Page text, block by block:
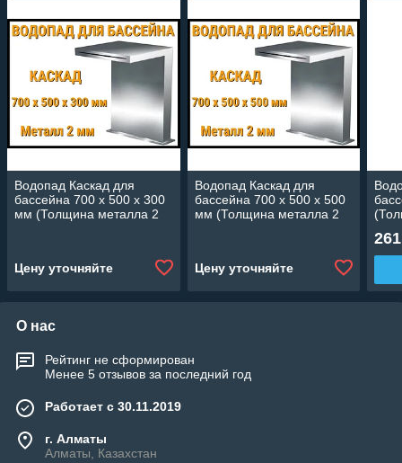
Водопад Каскад для
бассейна 700 x 500 x 300
мм (Толщина металла 2
Цену уточняйте
Водопад Каскад для
бассейна 700 x 500 x 500
мм (Толщина металла 2
Цену уточняйте
О нас
Рейтинг не сформирован
Менее 5 отзывов за последний год
Работает с 30.11.2019
г. Алматы
Алматы, Казахстан